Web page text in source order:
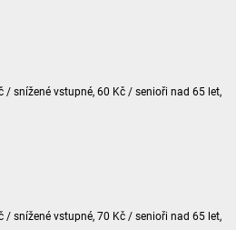
/ snížené vstupné, 60 Kč / senioři nad 65 let,
/ snížené vstupné, 70 Kč / senioři nad 65 let,